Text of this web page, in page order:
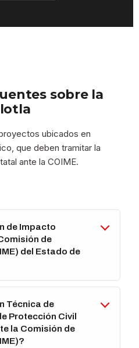
sobre la
ubicados en
que deben tramitar la
ante la COIME.
de Impacto
de
del Estado de
Técnica de
Protección Civil
la Comisión de